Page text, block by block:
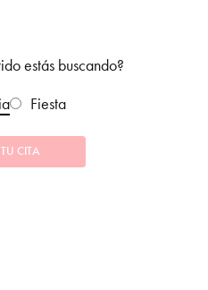
estás buscando?
Fiesta
CITA